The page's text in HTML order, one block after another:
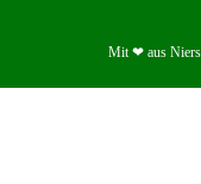
Mit ❤ aus